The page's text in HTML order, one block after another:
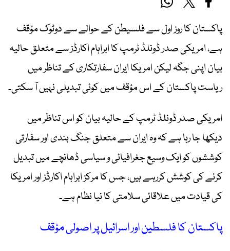
پاکستان کا روز اول سے فلسیطن کے حوالے سے دوٹوک مؤقف
ہے، امریکی صدر ڈونلڈ ٹرمپ کا ابراہام اکارڈز سے متعلق حالیہ
بیان اپنی جگہ لیکن امریکا ایران سفارتکاری کے تناظر میں
ریاست پاکستان کے اس مؤقف میں کوئی تبدیلی نہیں آ سکتی۔
امریکی صدر ڈونلڈ ٹرمپ کے حالیہ بیان کو اس تناظر میں
دیکھا جا رہا ہے کہ وہ ایران سے متعلق جنگ بندی اور سفارتی
کوششوں کو ایک وسیع جغرافیائی و سیاسی ڈھانچے میں تبدیل
کرنے کی کوشش کررہے ہیں، جس کا مرکز ابراہام اکارڈز اور امریکا
کی قیادت میں علاقائی سلامتی کا نیا نظام ہے۔
پاکستان کا فلسطین اور اسرائیل پر اصولی مؤقف